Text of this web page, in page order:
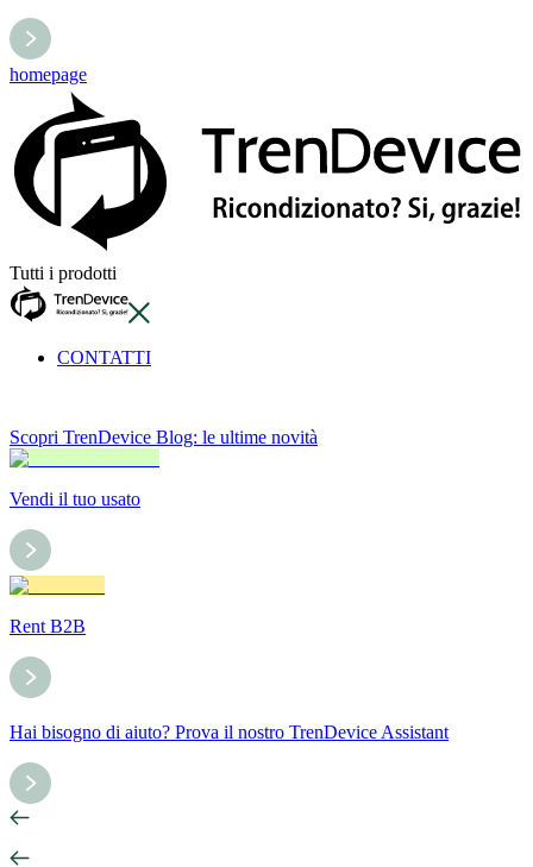
homepage
Tutti i prodotti
CONTATTI
Scopri TrenDevice Blog: le ultime novità
Vendi il tuo usato
Rent B2B
Hai bisogno di aiuto? Prova il nostro TrenDevice Assistant